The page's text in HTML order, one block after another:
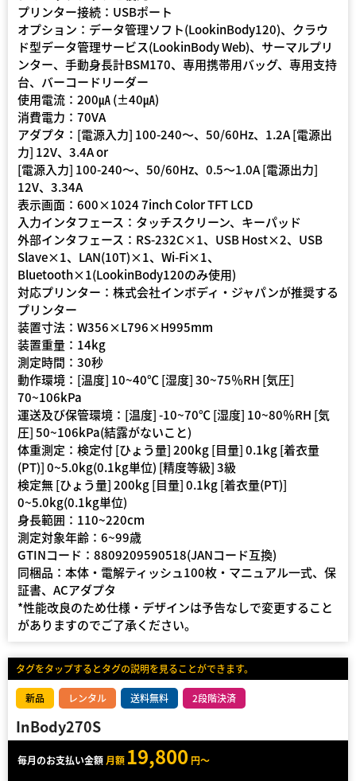
プリンター接続：USBポート
オプション：データ管理ソフト(LookinBody120)、クラウ
ド型データ管理サービス(LookinBody Web)、サーマルプリ
ンター、手動身長計BSM170、専用携帯用バッグ、専用支持
台、バーコードリーダー
使用電流：200㎂ (±40㎂)
消費電力：70VA
アダプタ：[電源入力] 100-240～、50/60Hz、1.2A [電源出
力] 12V、3.4A or
[電源入力] 100-240～、50/60Hz、0.5～1.0A [電源出力]
12V、3.34A
表示画面：600×1024 7inch Color TFT LCD
入力インタフェース：タッチスクリーン、キーパッド
外部インタフェース：RS-232C×1、USB Host×2、USB
Slave×1、LAN(10T)×1、Wi-Fi×1、
Bluetooth×1(LookinBody120のみ使用)
対応プリンター：株式会社インボディ・ジャパンが推奨する
プリンター
装置寸法：W356×L796×H995mm
装置重量：14kg
測定時間：30秒
動作環境：[温度] 10~40℃ [湿度] 30~75％RH [気圧]
70~106kPa
運送及び保管環境：[温度] -10~70℃ [湿度] 10~80％RH [気
圧] 50~106kPa(結露がないこと)
体重測定：検定付 [ひょう量] 200kg [目量] 0.1kg [着衣量
(PT)] 0~5.0kg(0.1kg単位) [精度等級] 3級
検定無 [ひょう量] 200kg [目量] 0.1kg [着衣量(PT)]
0~5.0kg(0.1kg単位)
身長範囲：110~220cm
測定対象年齢：6~99歳
GTINコード：8809209590518(JANコード互換)
同梱品：本体・電解ティッシュ100枚・マニュアル一式、保
証書、ACアダプタ
*性能改良のため仕様・デザインは予告なしで変更すること
がありますのでご了承ください。
タグをタップするとタグの説明を見ることができます。
新品 レンタル 送料無料 2段階決済
InBody270S
毎月のお支払い金額 月額 19,800 円～